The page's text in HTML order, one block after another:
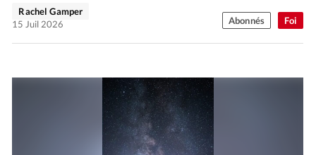
Foi
Rachel Gamper
15 Juil 2026
Abonnés